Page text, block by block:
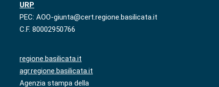
URP
PEC: AOO-giunta@cert.regione.basilicata.it
C.F. 80002950766
regione.basilicata.it
agr.regione.basilicata.it
Agenzia stampa della